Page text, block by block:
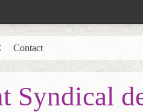
Syndical
Contact